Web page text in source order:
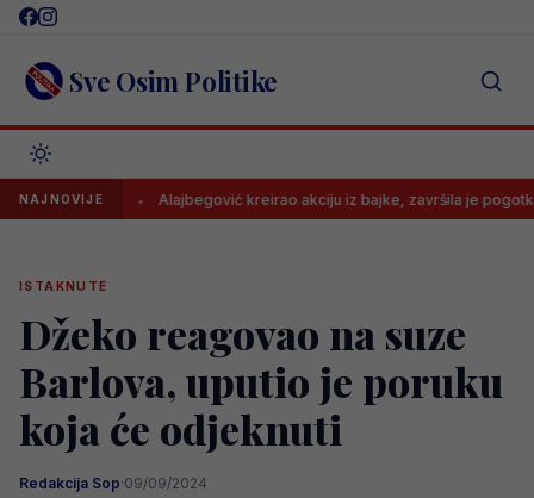
Skip
content Sve Osim Politike
NAJNOVIJEAlajbegović kreirao akciju iz bajke, završila je pogotkom
ISTAKNUTE
Džeko reagovao na suze
Barlova, uputio je poruku
koja će odjeknuti
Redakcija Sop·09/09/2024